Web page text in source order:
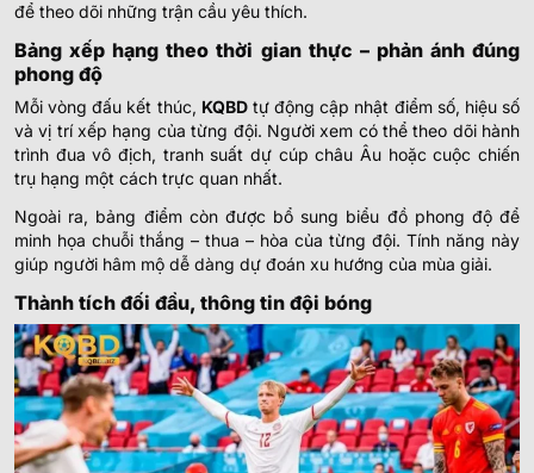
để theo dõi những trận cầu yêu thích.
Bảng xếp hạng theo thời gian thực – phản ánh đúng
phong độ
Mỗi vòng đấu kết thúc, KQBDtự động cập nhật điểm số, hiệu số
và vị trí xếp hạng của từng đội. Người xem có thể theo dõi hành
trình đua vô địch, tranh suất dự cúp châu Âu hoặc cuộc chiến
trụ hạng một cách trực quan nhất.
Ngoài ra, bảng điểm còn được bổ sung biểu đồ phong độ để
minh họa chuỗi thắng – thua – hòa của từng đội. Tính năng này
giúp người hâm mộ dễ dàng dự đoán xu hướng của mùa giải.
Thành tích đối đầu, thông tin đội bóng